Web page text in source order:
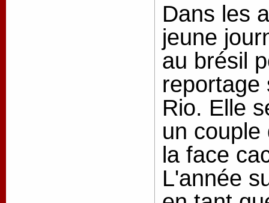
Dans les
jeune
au brésil
reportage
Rio. Elle
un couple
la face
L'année